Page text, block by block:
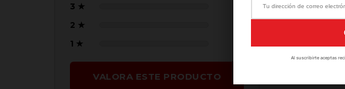
Al suscribirte aceptas
3 ★
2 ★
1 ★
VALORA ESTE PRODUCTO